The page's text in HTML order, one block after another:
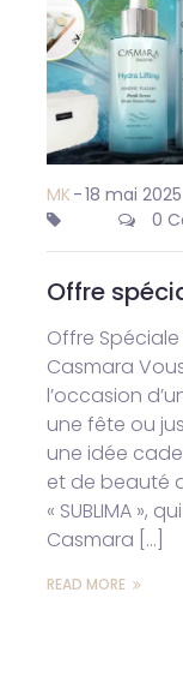
MK -18 mai 2025
0
Offre
Offre Spéciale
Casmara
l’occasion
une fête ou
une idée
et de beauté
« SUBLIMA »,
Casmara […]
READ MORE